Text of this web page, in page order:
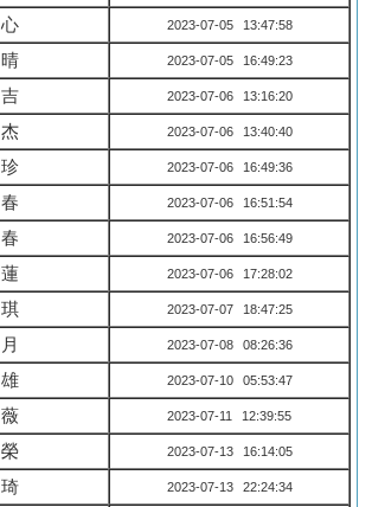
心 2023-07-05 13:47:58
晴 2023-07-05 16:49:23
吉 2023-07-06 13:16:20
杰 2023-07-06 13:40:40
珍 2023-07-06 16:49:36
春 2023-07-06 16:51:54
春 2023-07-06 16:56:49
蓮 2023-07-06 17:28:02
琪 2023-07-07 18:47:25
月 2023-07-08 08:26:36
雄 2023-07-10 05:53:47
薇 2023-07-11 12:39:55
榮 2023-07-13 16:14:05
琦 2023-07-13 22:24:34